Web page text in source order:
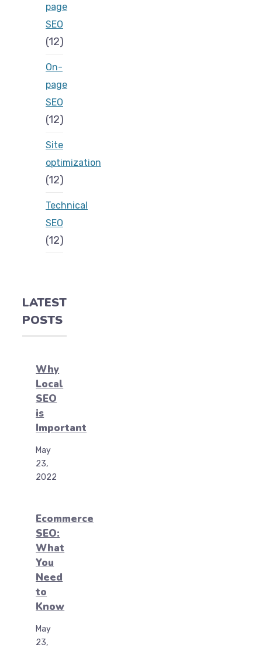
page
SEO
(12)
On-
page
SEO
(12)
Site
optimization
(12)
Technical
SEO
(12)
LATEST
POSTS
Why
Local
SEO
is
Important
May
23,
2022
Ecommerce
SEO:
What
You
Need
to
Know
May
23,